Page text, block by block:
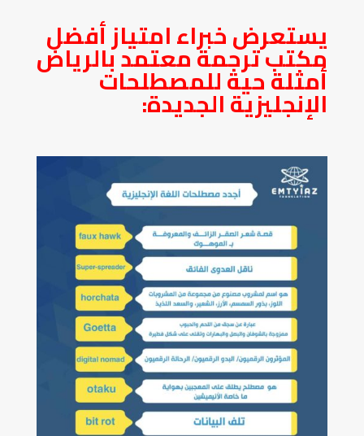
يستعرض خبراء امتياز أفضل
مكتب ترجمة معتمد بالرياض
أمثلة حية للمصطلحات
الإنجليزية الجديدة: